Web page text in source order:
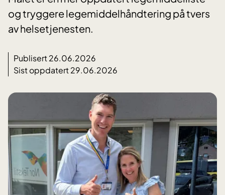
og tryggere legemiddelhåndtering på tvers
av helsetjenesten.
Publisert 26.06.2026
Sist oppdatert 29.06.2026